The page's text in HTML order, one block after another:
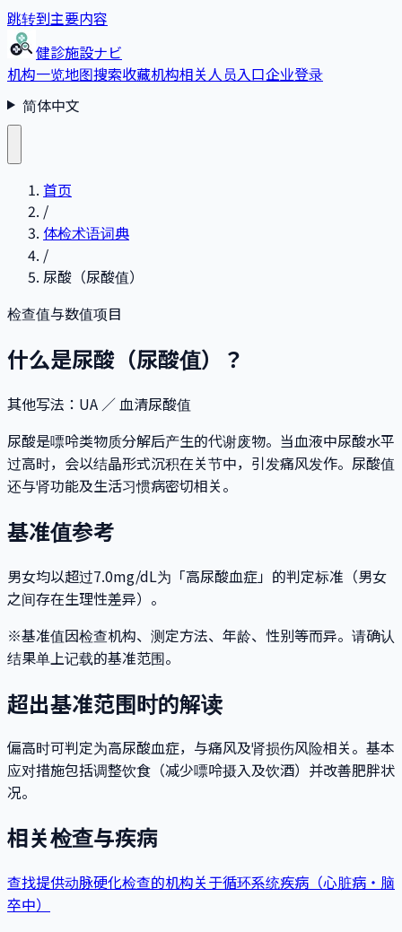
跳转到主要内容
健診施設ナビ
机构一览地图搜索收藏机构相关人员入口企业登录
简体中文
首页
/
体检术语词典
/
尿酸（尿酸值）
检查值与数值项目
什么是尿酸（尿酸值）？
其他写法 ： UA ／ 血清尿酸值
尿酸是嘌呤类物质分解后产生的代谢废物。当血液中尿酸水平
过高时，会以结晶形式沉积在关节中，引发痛风发作。尿酸值
还与肾功能及生活习惯病密切相关。
基准值参考
男女均以超过7.0mg/dL为「高尿酸血症」的判定标准（男女
之间存在生理性差异）。
※基准值因检查机构、测定方法、年龄、性别等而异。请确认
结果单上记载的基准范围。
超出基准范围时的解读
偏高时可判定为高尿酸血症，与痛风及肾损伤风险相关。基本
应对措施包括调整饮食（减少嘌呤摄入及饮酒）并改善肥胖状
况。
相关检查与疾病
查找提供动脉硬化检查的机构关于循环系统疾病（心脏病・脑
卒中）